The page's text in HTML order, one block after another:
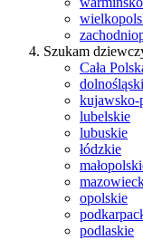
Szukam
Cała
kujawsko-
lubelskie
lubuskie
łódzkie
opolskie
podlaskie